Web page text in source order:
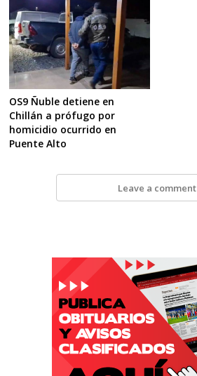
OS9 Ñuble detiene en
Chillán a prófugo por
homicidio ocurrido en
Puente Alto
Leave a comment